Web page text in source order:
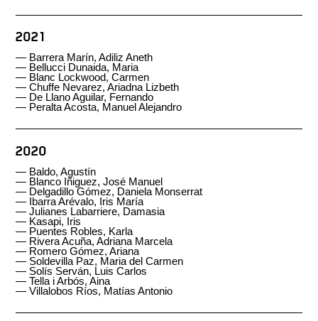
2021
— Barrera Marín, Adiliz Aneth
— Bellucci Dunaida, Maria
— Blanc Lockwood, Carmen
—Chuffe Nevarez, Ariadna Lizbeth
— De Llano Aguilar, Fernando
— Peralta Acosta, Manuel Alejandro
2020
— Baldo, Agustín
— Blanco Iñiguez, José Manuel
— Delgadillo Gómez, Daniela Monserrat
— Ibarra Arévalo, Iris María
— Julianes Labarriere, Damasia
— Kasapi, Iris
— Puentes Robles, Karla
— Rivera Acuña, Adriana Marcela
— Romero Gómez, Ariana
— Soldevilla Paz, Maria del Carmen
— Solís Serván, Luis Carlos
—Tella i Arbós, Aina
—Villalobos Ríos, Matías Antonio